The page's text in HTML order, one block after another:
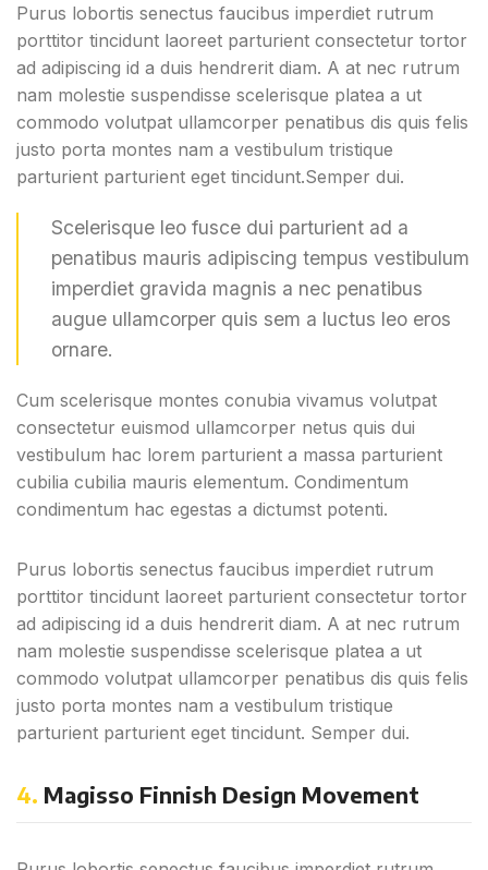
Purus lobortis senectus faucibus imperdiet rutrum
porttitor tincidunt laoreet parturient consectetur tortor
ad adipiscing id a duis hendrerit diam. A at nec rutrum
nam molestie suspendisse scelerisque platea a ut
commodo volutpat ullamcorper penatibus dis quis felis
justo porta montes nam a vestibulum tristique
parturient parturient eget tincidunt.Semper dui.
Scelerisque leo fusce dui parturient ad a
penatibus mauris adipiscing tempus vestibulum
imperdiet gravida magnis a nec penatibus
augue ullamcorper quis sem a luctus leo eros
ornare.
Cum scelerisque montes conubia vivamus volutpat
consectetur euismod ullamcorper netus quis dui
vestibulum hac lorem parturient a massa parturient
cubilia cubilia mauris elementum. Condimentum
condimentum hac egestas a dictumst potenti.
Purus lobortis senectus faucibus imperdiet rutrum
porttitor tincidunt laoreet parturient consectetur tortor
ad adipiscing id a duis hendrerit diam. A at nec rutrum
nam molestie suspendisse scelerisque platea a ut
commodo volutpat ullamcorper penatibus dis quis felis
justo porta montes nam a vestibulum tristique
parturient parturient eget tincidunt. Semper dui.
4. Magisso Finnish Design Movement